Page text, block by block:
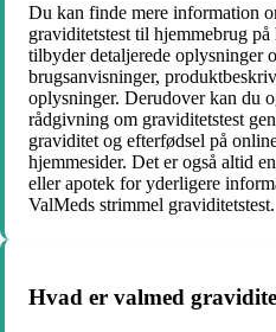
Du kan finde mere information
graviditetstest til hjemmebrug
tilbyder detaljerede oplysninger
brugsanvisninger,
oplysninger. Derudover kan du
rådgivning om graviditetstest
graviditet og efterfødsel på
hjemmesider. Det er også altid
eller apotek for yderligere
ValMeds strimmel graviditetstest.
Hvad er valmed